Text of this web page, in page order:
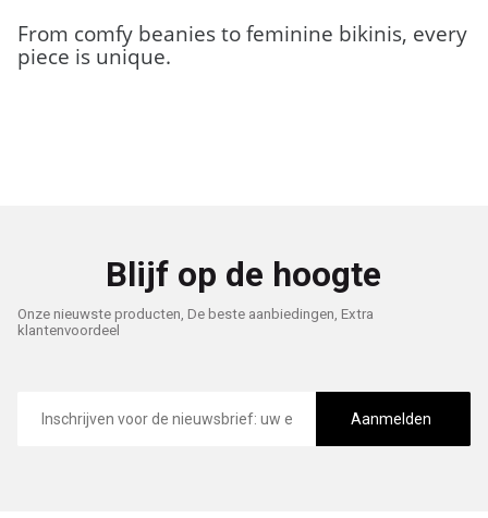
From comfy beanies to feminine bikinis, every
piece is unique.
Blijf op de hoogte
Onze nieuwste producten, De beste aanbiedingen, Extra
klantenvoordeel
mailadres
Aanmelden